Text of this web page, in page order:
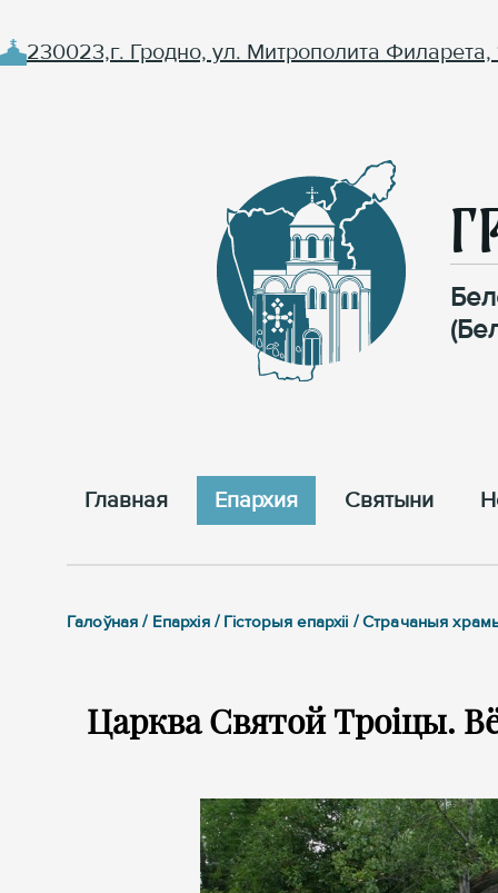
230023,г. Гродно, ул. Митрополита Филарета,
Главная Епархия Cвятыни
Галоўная / Епархія / Гісторыя епархіі / Страчаныя
Царква Святой Троіцы.